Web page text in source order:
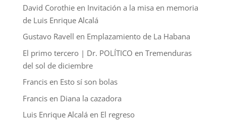
David Corothieen Invitación a la misa en memoria
de Luis Enrique Alcalá
Gustavo Ravell en Emplazamiento de La Habana
El primo tercero | Dr. POLÍTICO en Tremenduras
del sol de diciembre
Francisen Esto sí son bolas
Francisen Diana la cazadora
Luis Enrique Alcalá en El regreso